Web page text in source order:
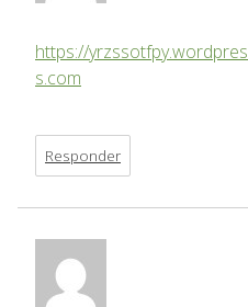
https://yrzssotfpy.wordpres
s.com
Responder